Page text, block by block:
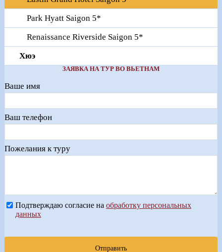
Park Hyatt Saigon 5*
Renaissance Riverside Saigon 5*
Хюэ
ЗАЯВКА НА ТУР ВО ВЬЕТНАМ
Ваше имя
Ваш телефон
Пожелания к туру
Подтверждаю согласие на обработку персональных
данных
Отправить